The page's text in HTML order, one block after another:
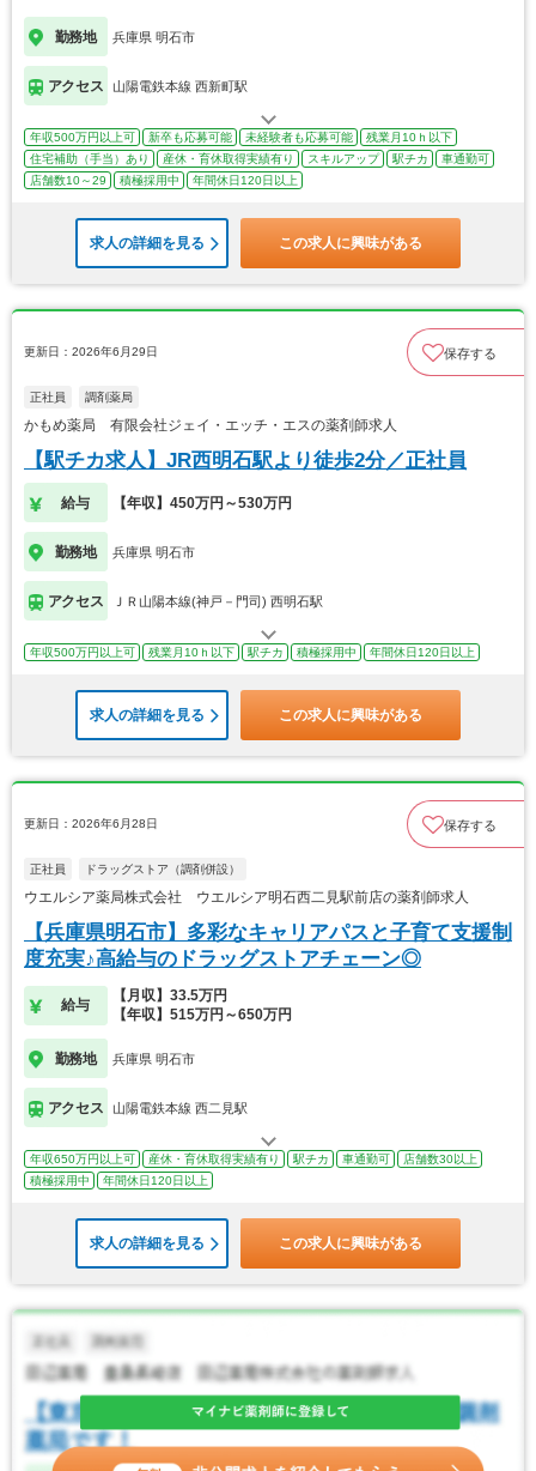
勤務地 兵庫県 明石市
アクセス 山陽電鉄本線 西新町駅
年収500万円以上可 新卒も応募可能 未経験者も応募可能
残業月10ｈ以下
住宅補助（手当）あり
産休・育休取得実績有り スキルアップ 駅チカ
車通勤可
店舗数10～29
積極採用中 年間休日120日以上
求人の詳細を見る この求人に興味がある
更新日：2026年6月29日 保存する
正社員 調剤薬局
かもめ薬局 有限会社ジェイ・エッチ・エスの薬剤師求人
【駅チカ求人】JR西明石駅より徒歩2分／正社員
給与 【年収】450万円～530万円
勤務地 兵庫県 明石市
アクセス ＪＲ山陽本線(神戸－門司) 西明石駅
年収500万円以上可 残業月10ｈ以下 駅チカ 積極採用中 年間休日120日以上
求人の詳細を見る この求人に興味がある
更新日：2026年6月28日 保存する
正社員 ドラッグストア（調剤併設）
ウエルシア薬局株式会社 ウエルシア明石西二見駅前店の薬剤師求人
【兵庫県明石市】多彩なキャリアパスと子育て支援制
度充実♪高給与のドラッグストアチェーン◎
給与
【月収】33.5万円
【年収】515万円～650万円
勤務地 兵庫県 明石市
アクセス 山陽電鉄本線 西二見駅
年収650万円以上可 産休・育休取得実績有り 駅チカ 車通勤可
店舗数30以上
積極採用中
年間休日120日以上
求人の詳細を見る この求人に興味がある